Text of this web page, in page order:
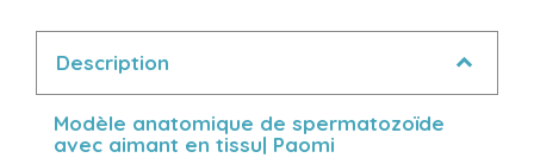
Description
Modèle anatomique de spermatozoïde
avec aimant en tissu| Paomi